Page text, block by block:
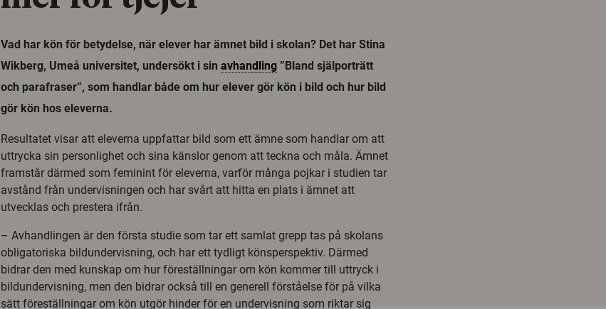
Vad har kön för betydelse, när elever har ämnet bild i skolan? Det har Stina
Wikberg, Umeå universitet, undersökt i sin avhandling ”Bland själporträtt
och parafraser”, som handlar både om hur elever gör kön i bild och hur bild
gör kön hos eleverna.
Resultatet visar att eleverna uppfattar bild som ett ämne som handlar om att
uttrycka sin personlighet och sina känslor genom att teckna och måla. Ämnet
framstår därmed som feminint för eleverna, varför många pojkar i studien tar
avstånd från undervisningen och har svårt att hitta en plats i ämnet att
utvecklas och prestera ifrån.
– Avhandlingen är den första studie som tar ett samlat grepp tas på skolans
obligatoriska bildundervisning, och har ett tydligt könsperspektiv. Därmed
bidrar den med kunskap om hur föreställningar om kön kommer till uttryck i
bildundervisning, men den bidrar också till en generell förståelse för på vilka
sätt föreställningar om kön utgör hinder för en undervisning som riktar sig